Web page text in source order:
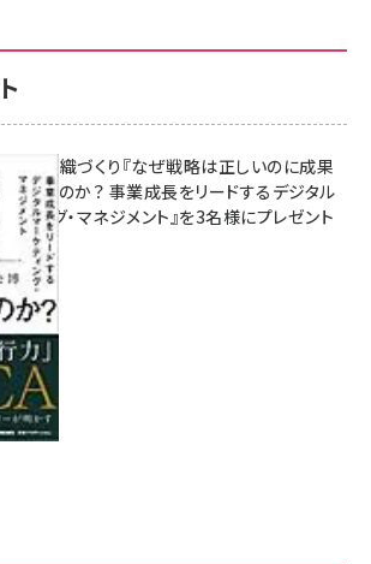
生む組織づくり『なぜ戦略は正しいのに成果
らないのか？ 事業成長をリードするデジタル
ィング・マネジメント』を3名様にプレゼント
10:00